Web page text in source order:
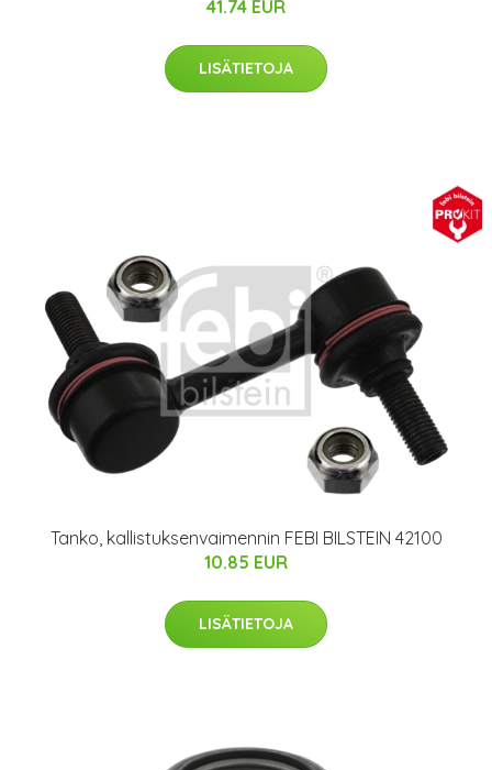
41.74 EUR
LISÄTIETOJA
Tanko, kallistuksenvaimennin FEBI BILSTEIN 42100
10.85 EUR
LISÄTIETOJA